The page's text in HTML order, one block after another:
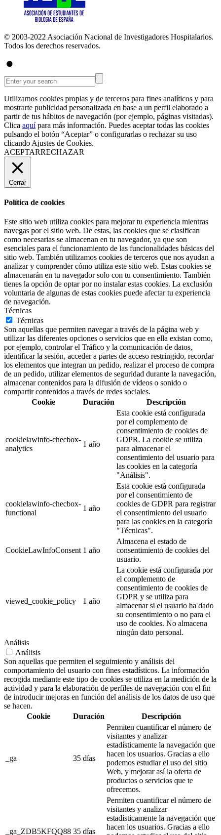
© 2003-2022 Asociación Nacional de Investigadores Hospitalarios.
Todos los derechos reservados.
Utilizamos cookies propias y de terceros para fines analíticos y para
mostrarte publicidad personalizada en base a un perfil elaborado a
partir de tus hábitos de navegación (por ejemplo, páginas visitadas).
Clica aquípara más información. Puedes aceptar todas las cookies
pulsando el botón “Aceptar” o configurarlas o rechazar su uso
clicando Ajustes de Cookies.
ACEPTARRECHAZAR
Cerrar
Política de cookies
Este sitio web utiliza cookies para mejorar tu experiencia mientras
navegas por el sitio web. De estas, las cookies que se clasifican
como necesarias se almacenan en tu navegador, ya que son
esenciales para el funcionamiento de las funcionalidades básicas del
sitio web. También utilizamos cookies de terceros que nos ayudan a
analizar y comprender cómo utiliza este sitio web. Estas cookies se
almacenarán en tu navegador solo con tu consentimiento. También
tienes la opción de optar por no instalar estas cookies. La exclusión
voluntaria de algunas de estas cookies puede afectar tu experiencia
de navegación.
Técnicas
Técnicas
Son aquellas que permiten navegar a través de la página web y
utilizar las diferentes opciones o servicios que en ella existan como,
por ejemplo, controlar el Tráfico y la comunicación de datos,
identificar la sesión, acceder a partes de acceso restringido, recordar
los elementos que integran un pedido, realizar el proceso de compra
de un pedido, utilizar elementos de seguridad durante la navegación,
almacenar contenidos para la difusión de vídeos o sonido o
compartir contenidos a través de redes sociales.
Cookie
Duración Descripción
cookielawinfo-checbox-
analytics
1 año
Esta cookie está configurada
por el complemento de
consentimiento de cookies de
GDPR. La cookie se utiliza
para almacenar el
consentimiento del usuario para
las cookies en la categoría
"Análisis".
cookielawinfo-checbox-
functional
1 año
Esta cookie está configurada
por el consentimiento de
cookies de GDPR para registrar
el consentimiento del usuario
para las cookies en la categoría
"Técnicas".
CookieLawInfoConsent 1 año
Almacena el estado de
consentimiento de cookies del
usuario.
viewed_cookie_policy 1 año
La cookie está configurada por
el complemento de
consentimiento de cookies de
GDPR y se utiliza para
almacenar si el usuario ha dado
su consentimiento o no para el
uso de cookies. No almacena
ningún dato personal.
Análisis
Análisis
Son aquellas que permiten el seguimiento y análisis del
comportamiento del usuario con fines estadísticos. La información
recogida mediante este tipo de cookies se utiliza en la medición de la
actividad y para la elaboración de perfiles de navegación con el fin
de introducir mejoras en función del análisis de los datos de uso que
se hacen.
Cookie
Duración Descripción
_ga 35 días
Permiten cuantificar el número de
visitantes y analizar
estadísticamente la navegación que
hacen los usuarios. Gracias a ello
podemos estudiar el uso del sitio
Web, y mejorar así la oferta de
productos o servicios que te
ofrecemos.
_ga_ZDB5KFQQ88 35 días
Permiten cuantificar el número de
visitantes y analizar
estadísticamente la navegación que
hacen los usuarios. Gracias a ello